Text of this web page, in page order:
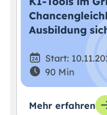
Ausbildung
Start:
90 Min
Mehr erfahren